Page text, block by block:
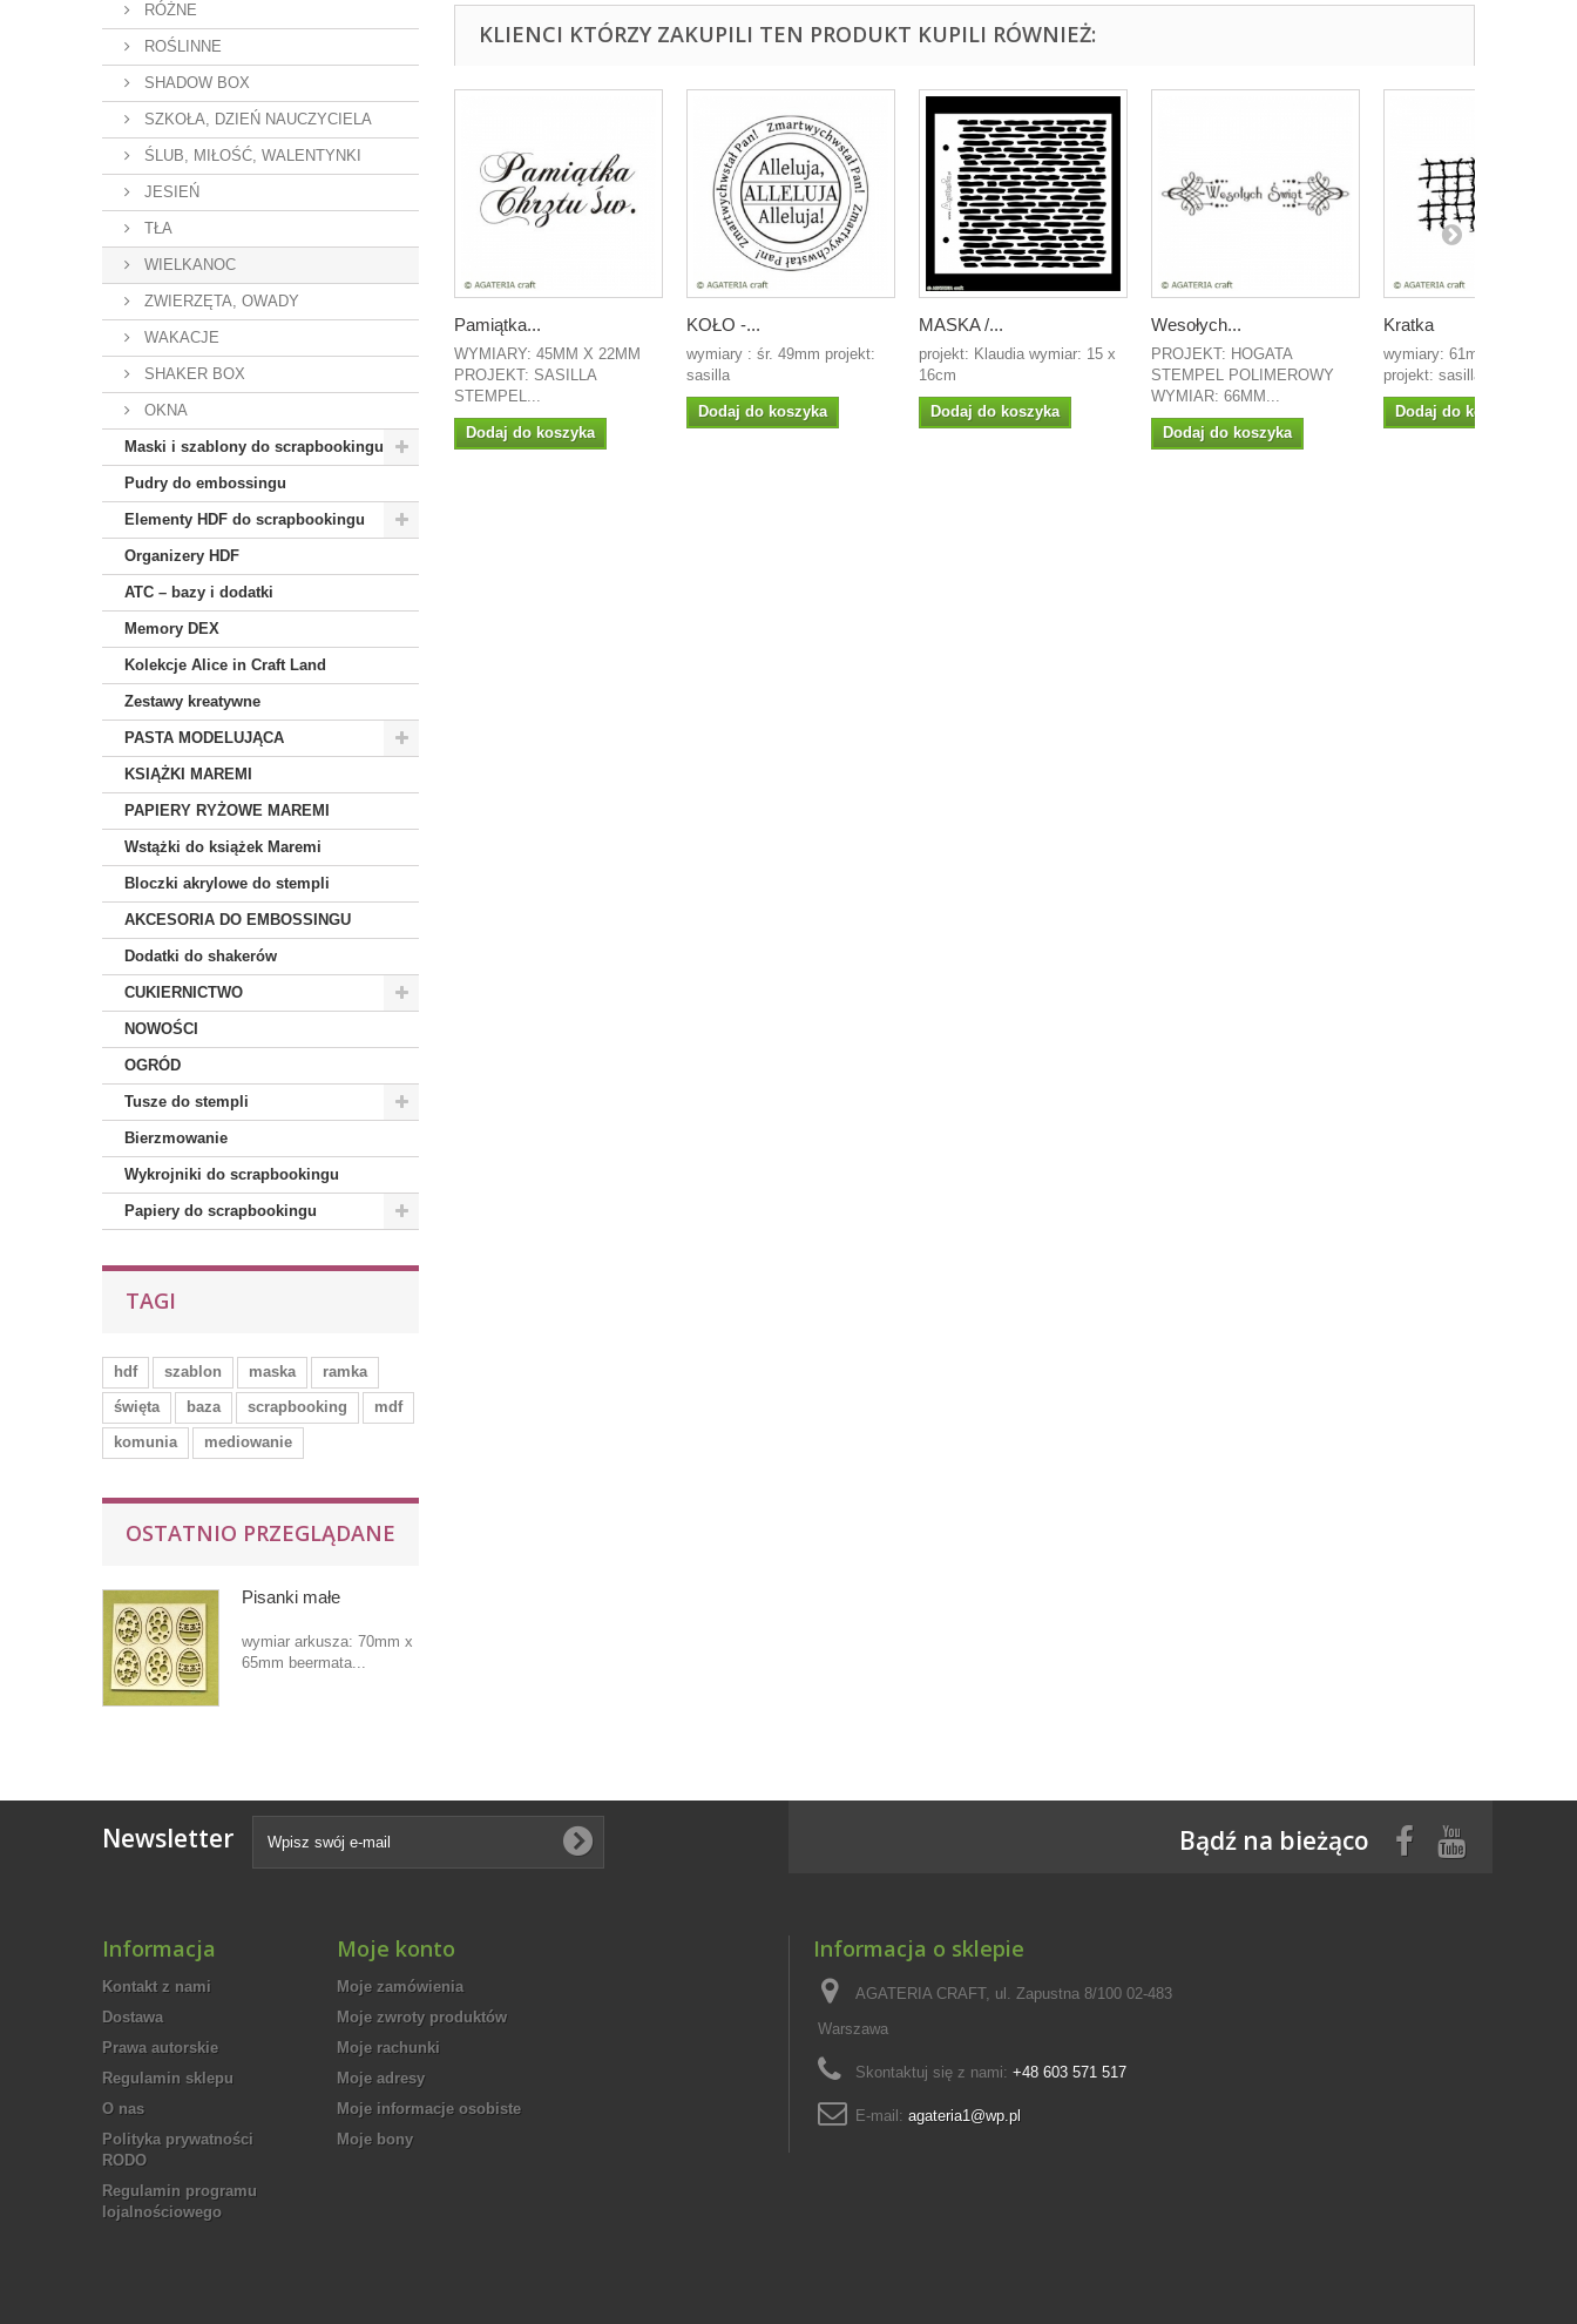
RÓŻNE
ROŚLINNE
SHADOW BOX
SZKOŁA, DZIEŃ NAUCZYCIELA
ŚLUB, MIŁOŚĆ, WALENTYNKI
JESIEŃ
TŁA
WIELKANOC
ZWIERZĘTA, OWADY
WAKACJE
SHAKER BOX
OKNA
Maski i szablony do scrapbookingu
Pudry do embossingu
Elementy HDF do scrapbookingu
Organizery HDF
ATC – bazy i dodatki
Memory DEX
Kolekcje Alice in Craft Land
Zestawy kreatywne
PASTA MODELUJĄCA
KSIĄŻKI MAREMI
PAPIERY RYŻOWE MAREMI
Wstążki do książek Maremi
Bloczki akrylowe do stempli
AKCESORIA DO EMBOSSINGU
Dodatki do shakerów
CUKIERNICTWO
NOWOŚCI
OGRÓD
Tusze do stempli
Bierzmowanie
Wykrojniki do scrapbookingu
Papiery do scrapbookingu
TAGI
hdf szablon maska
ramka
święta
baza scrapbooking
mdf
komunia
mediowanie
OSTATNIO PRZEGLĄDANE
Pisanki małe
wymiar arkusza: 70mm x
65mm beermata...
KLIENCI KTÓRZY ZAKUPILI TEN PRODUKT KUPILI RÓWNIEŻ:
Pamiątka...
WYMIARY: 45MM X 22MM
PROJEKT: SASILLA
STEMPEL...
Dodaj do koszyka
KOŁO -...
wymiary : śr. 49mm projekt:
sasilla
Dodaj do koszyka
MASKA /...
projekt: Klaudia wymiar: 15 x
16cm
Dodaj do koszyka
Wesołych...
PROJEKT: HOGATA
STEMPEL POLIMEROWY
WYMIAR: 66MM...
Dodaj do koszyka
Kratka
wymiary: 61mm x 34mm
projekt: sasilla STEMPEL...
Dodaj do koszyka
Newsletter Bądź na bieżąco
Informacja
Kontakt z nami
Dostawa
Prawa autorskie
Regulamin sklepu
O nas
Polityka prywatności
RODO
Regulamin programu
lojalnościowego
Moje konto
Moje zamówienia
Moje zwroty produktów
Moje rachunki
Moje adresy
Moje informacje osobiste
Moje bony
Informacja o sklepie
AGATERIA CRAFT, ul. Zapustna 8/100 02-483
Warszawa
Skontaktuj się z nami: +48 603 571 517
E-mail: agateria1@wp.pl